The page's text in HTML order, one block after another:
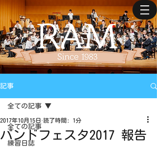
記事
全ての記事
練習日誌
全ての記事
バンドフェスタ2017 報告
2017年10月15日 読了時間: 1分